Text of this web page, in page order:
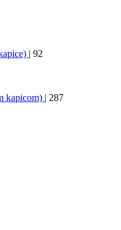
| 92
kapicom) | 287